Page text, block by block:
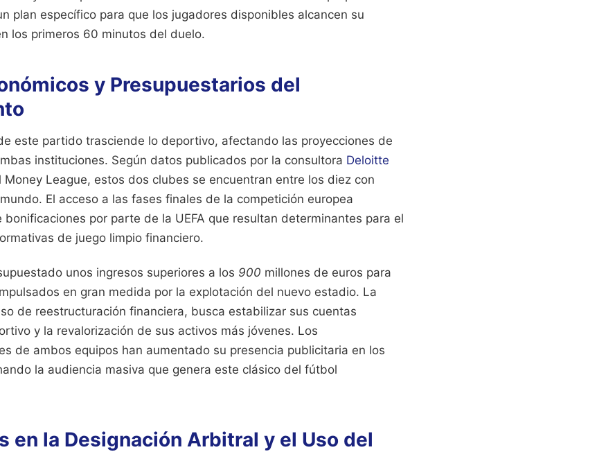
plan específico para que los jugadores disponibles alcancen su
los primeros 60 minutos del duelo.
y Presupuestarios del
este partido trasciende lo deportivo, afectando las proyecciones de
instituciones. Según datos publicados por la consultora Deloitte
Money League, estos dos clubes se encuentran entre los diez con
El acceso a las fases finales de la competición europea
bonificaciones por parte de la UEFA que resultan determinantes para el
de juego limpio financiero.
unos ingresos superiores a los 900 millones de euros para
en gran medida por la explotación del nuevo estadio. La
de reestructuración financiera, busca estabilizar sus cuentas
y la revalorización de sus activos más jóvenes. Los
de ambos equipos han aumentado su presencia publicitaria en los
la audiencia masiva que genera este clásico del fútbol
en la Designación Arbitral y el Uso del